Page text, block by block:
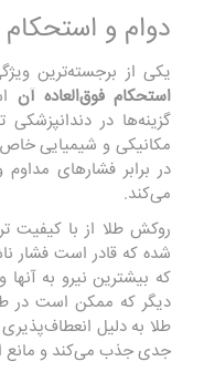
دوام و
یکی از برجسته‌ترین
استحکام فوق‌العاده آن
گزینه‌ها در
مکانیکی و شیمیایی خاص
در برابر فشارهای
می‌کند.
روکش طلا از با کیفیت
شده که قادر است فشار
که بیشترین نیرو به
دیگر که ممکن است در
طلا به دلیل
جدی جذب می‌کند و مانع